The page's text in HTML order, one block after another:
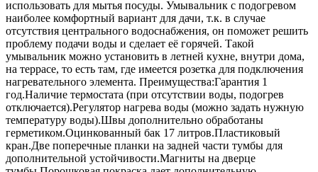
использовать для мытья посуды. Умывальник с подогревом
наиболее комфортный вариант для дачи, т.к. в случае
отсутствия центрального водоснабжения, он поможет решить
проблему подачи воды и сделает её горячей. Такой
умывальник можно установить в летней кухне, внутри дома,
на террасе, то есть там, где имеется розетка для подключения
нагревательного элемента. Преимущества:Гарантия 1
год.Наличие термостата (при отсутствии воды, подогрев
отключается).Регулятор нагрева воды (можно задать нужную
температуру воды).Швы дополнительно обработаны
герметиком.Оцинкованный бак 17 литров.Пластиковый
кран.Две поперечные планки на задней части тумбы для
дополнительной устойчивости.Магниты на дверце